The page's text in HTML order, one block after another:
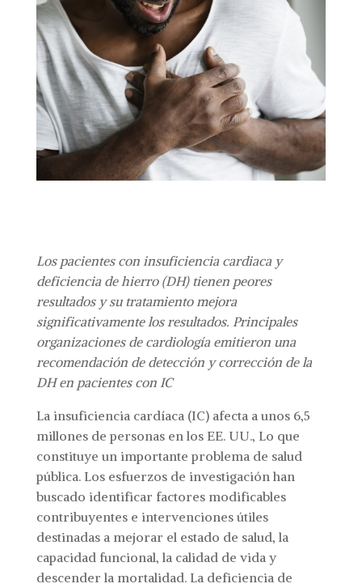
Los pacientes con insuficiencia cardiaca y
deficiencia de hierro (DH) tienen peores
resultados y su tratamiento mejora
significativamente los resultados. Principales
organizaciones de cardiología emitieron una
recomendación de detección y corrección de la
DH en pacientes con IC
La insuficiencia cardíaca (IC) afecta a unos 6,5
millones de personas en los EE. UU., Lo que
constituye un importante problema de salud
pública. Los esfuerzos de investigación han
buscado identificar factores modificables
contribuyentes e intervenciones útiles
destinadas a mejorar el estado de salud, la
capacidad funcional, la calidad de vida y
descender la mortalidad. La deficiencia de